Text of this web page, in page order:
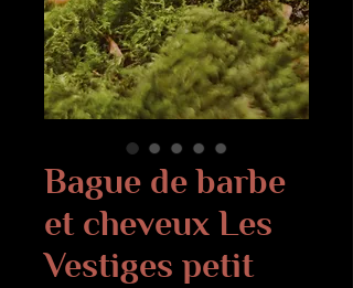
Bague de barbe
et cheveux Les
Vestiges petit